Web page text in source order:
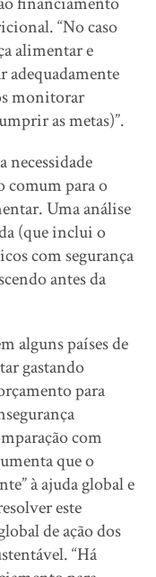
“No caso
alimentar e
adequadamente
monitorar
as metas)”.
necessidade
comum para o
Uma análise
(que inclui o
com segurança
antes da
alguns países de
gastando
para
com
que o
à ajuda global e
este
de ação dos
“Há